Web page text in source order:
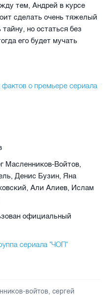
тем, Андрей в курсе
сделать очень тяжелый
но остаться без
его будет мучать
о премьере сериала
Масленников-Войтов,
Денис Бузин, Яна
Али Алиев, Ислам
официальный
сериала "ЧОП"
войтов, сергей